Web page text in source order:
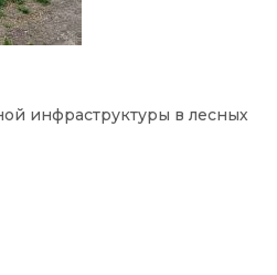
инфраструктуры в лесных